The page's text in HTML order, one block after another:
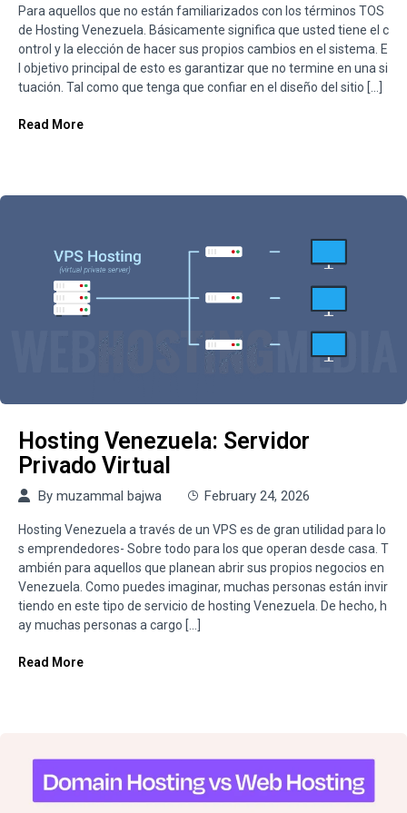
Para aquellos que no están familiarizados con los términos TOS
de Hosting Venezuela. Básicamente significa que usted tiene el c
ontrol y la elección de hacer sus propios cambios en el sistema. E
l objetivo principal de esto es garantizar que no termine en una si
tuación. Tal como que tenga que confiar en el diseño del sitio […]
Read More
Hosting Venezuela: Servidor
Privado Virtual
By muzammal bajwa February 24, 2026
Hosting Venezuela a través de un VPS es de gran utilidad para lo
s emprendedores- Sobre todo para los que operan desde casa. T
ambién para aquellos que planean abrir sus propios negocios en
Venezuela. Como puedes imaginar, muchas personas están invir
tiendo en este tipo de servicio de hosting Venezuela. De hecho, h
ay muchas personas a cargo […]
Read More